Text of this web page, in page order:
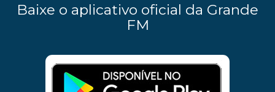
Baixe o aplicativo oficial da Grande
FM